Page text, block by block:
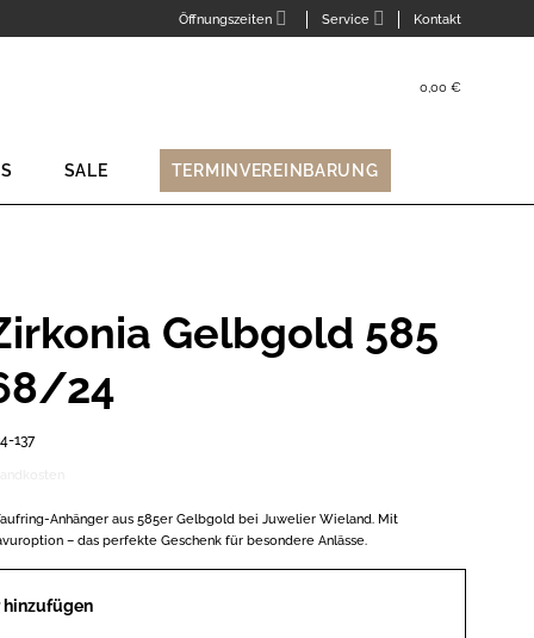
Öffnungszeiten Service Kontakt
0,00€
SALE TERMINVEREINBARUNG
Gelbgold 585
24
137
Anhänger aus 585er Gelbgold bei Juwelier Wieland. Mit
– das perfekte Geschenk für besondere Anlässe.
hinzufügen